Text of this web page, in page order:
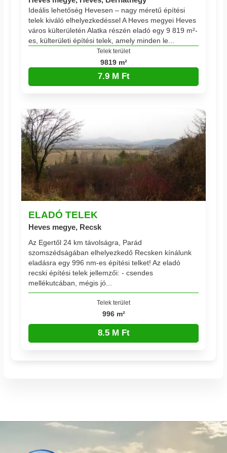
Ideális lehetőség Hevesen – nagy méretű építési
telek kiváló elhelyezkedéssel A Heves megyei Heves
város külterületén Alatka részén eladó egy 9 819 m²-
es, külterületi építési telek, amely minden le...
Telek terület
9819 m²
7.9 M Ft
ELADÓ TELEK
Heves megye, Recsk
Az Egertől 24 km távolságra, Parád
szomszédságában elhelyezkedő Recsken kínálunk
eladásra egy 996 nm-es építési telket! Az eladó
recski építési telek jellemzői: - csendes
mellékutcában, mégis jó...
Telek terület
996 m²
8.5 M Ft